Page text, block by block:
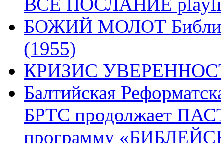
БОЖИЙ МОЛОТ Библия
(1955)
КРИЗИС
Балтийская
БРТС продолжает
программу